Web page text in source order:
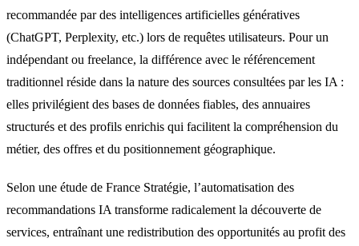
recommandée par des intelligences artificielles génératives
(ChatGPT, Perplexity, etc.) lors de requêtes utilisateurs. Pour un
indépendant ou freelance, la différence avec le référencement
traditionnel réside dans la nature des sources consultées par les IA :
elles privilégient des bases de données fiables, des annuaires
structurés et des profils enrichis qui facilitent la compréhension du
métier, des offres et du positionnement géographique.
Selon une étude de France Stratégie, l’automatisation des
recommandations IA transforme radicalement la découverte de
services, entraînant une redistribution des opportunités au profit des